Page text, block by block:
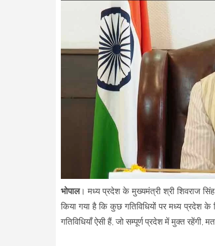
भोपाल। मध्य प्रदेश के मुख्यमंत्री श्री शिवराज सिंह
किया गया है कि कुछ गतिविधियों पर मध्य प्रदेश
गतिविधियाँ ऐसी हैं, जो सम्पूर्ण प्रदेश में मुक्त रहेंगी,